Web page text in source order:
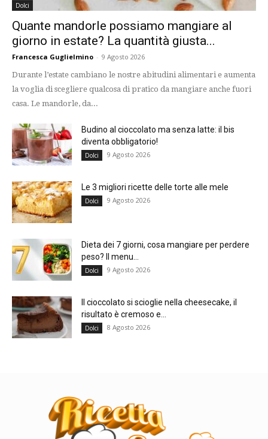
Dolci
Quante mandorle possiamo mangiare al
giorno in estate? La quantità giusta...
Francesca Guglielmino - 9 Agosto 2026
Durante l’estate cambiano le nostre abitudini alimentari e aumenta
la voglia di scegliere qualcosa di pratico da mangiare anche fuori
casa. Le mandorle, da...
Budino al cioccolato ma senza latte: il bis
diventa obbligatorio!
Dolci 9 Agosto 2026
Le 3 migliori ricette delle torte alle mele
Dolci 9 Agosto 2026
Dieta dei 7 giorni, cosa mangiare per perdere
peso? Il menu...
Dolci 9 Agosto 2026
Il cioccolato si scioglie nella cheesecake, il
risultato è cremoso e...
Dolci 8 Agosto 2026